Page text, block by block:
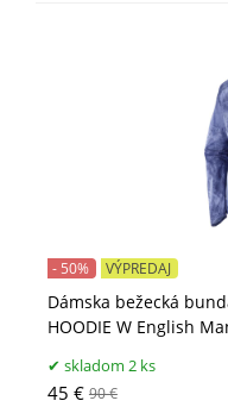
Dámska bežecká
HOODIE W English
- 50% VÝPREDAJ
skladom 2 ks
45 € 90 €